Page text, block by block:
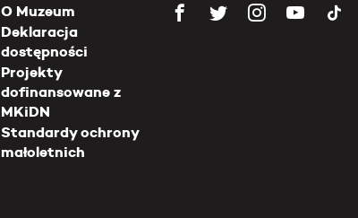
O Muzeum
Deklaracja
dostępności
Projekty
dofinansowane z
MKiDN
Standardy ochrony
małoletnich